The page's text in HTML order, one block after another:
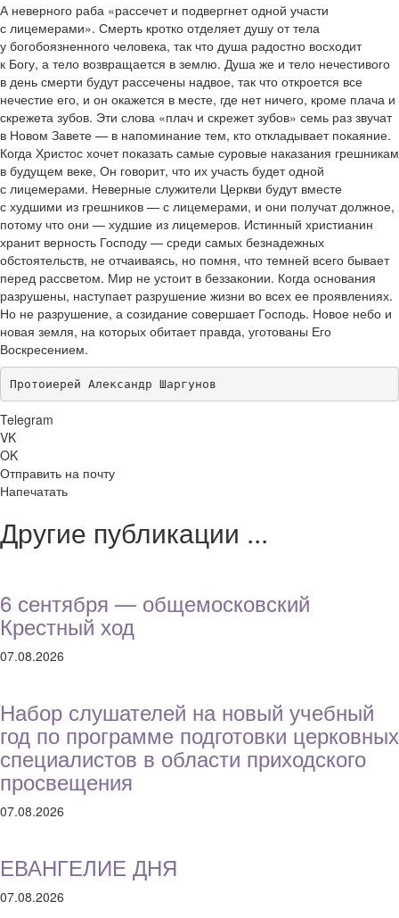
А неверного раба «рассечет и подвергнет одной участи
с лицемерами». Смерть кротко отделяет душу от тела
у богобоязненного человека, так что душа радостно восходит
к Богу, а тело возвращается в землю. Душа же и тело нечестивого
в день смерти будут рассечены надвое, так что откроется все
нечестие его, и он окажется в месте, где нет ничего, кроме плача и
скрежета зубов. Эти слова «плач и скрежет зубов» семь раз звучат
в Новом Завете — в напоминание тем, кто откладывает покаяние.
Когда Христос хочет показать самые суровые наказания грешникам
в будущем веке, Он говорит, что их участь будет одной
с лицемерами. Неверные служители Церкви будут вместе
с худшими из грешников — с лицемерами, и они получат должное,
потому что они — худшие из лицемеров. Истинный христианин
хранит верность Господу — среди самых безнадежных
обстоятельств, не отчаиваясь, но помня, что темней всего бывает
перед рассветом. Мир не устоит в беззаконии. Когда основания
разрушены, наступает разрушение жизни во всех ее проявлениях.
Но не разрушение, а созидание совершает Господь. Новое небо и
новая земля, на которых обитает правда, уготованы Его
Воскресением.
Протоиерей Александр Шаргунов
Telegram
VK
OK
Отправить на почту
Напечатать
Другие публикации ...
6 сентября — общемосковский
Крестный ход
07.08.2026
Набор слушателей на новый учебный
год по программе подготовки церковных
специалистов в области приходского
просвещения
07.08.2026
ЕВАНГЕЛИЕ ДНЯ
07.08.2026